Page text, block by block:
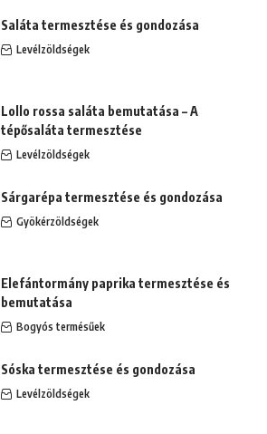
Saláta termesztése és gondozása
Levélzöldségek
Lollo rossa saláta bemutatása – A
tépősaláta termesztése
Levélzöldségek
Sárgarépa termesztése és gondozása
Gyökérzöldségek
Elefántormány paprika termesztése és
bemutatása
Bogyós termésűek
Sóska termesztése és gondozása
Levélzöldségek